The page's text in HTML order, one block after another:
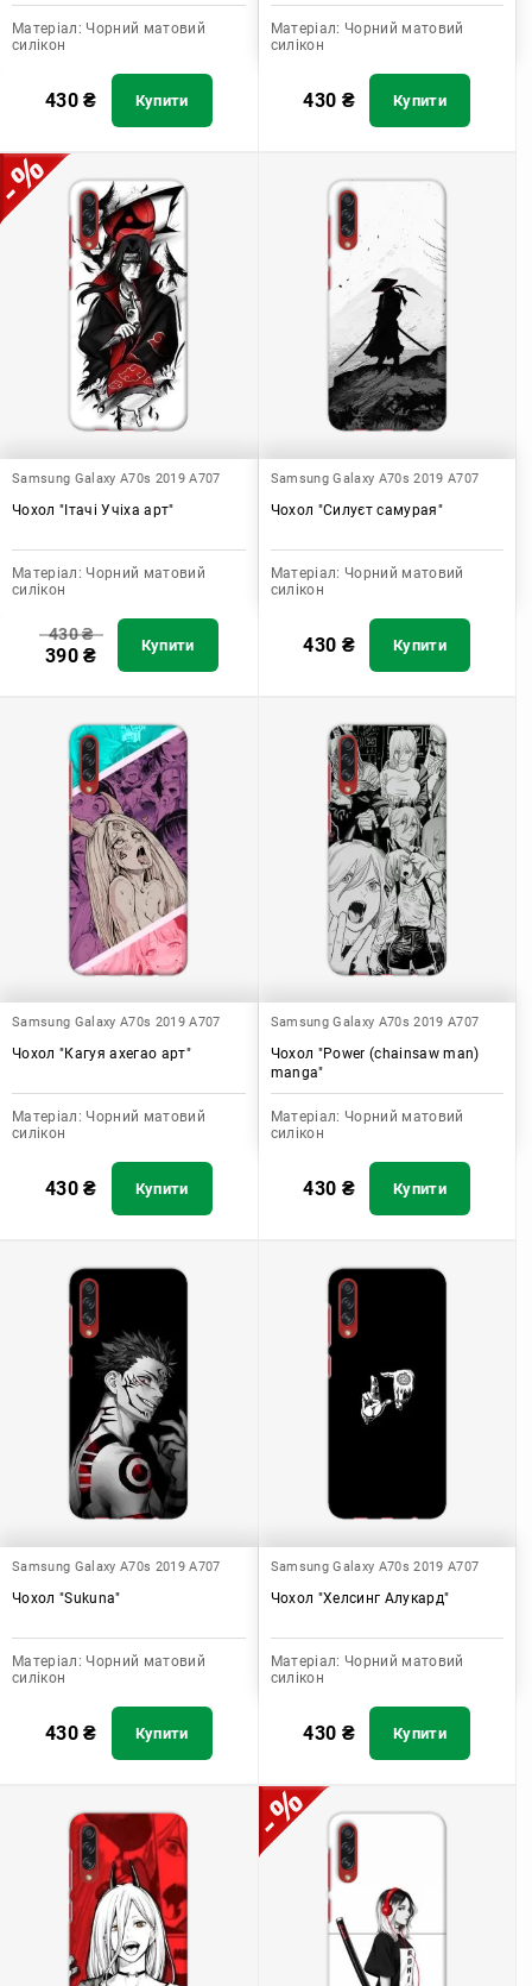
Матеріал: Чорний матовий
силікон
430₴ Купити
Матеріал: Чорний матовий
силікон
430 ₴ Купити
Samsung Galaxy A70s 2019 A707
Чохол "Ітачі Учіха арт"
Матеріал: Чорний матовий
силікон
430₴
390₴ Купити
Samsung Galaxy A70s 2019 A707
Чохол "Силуєт самурая"
Матеріал: Чорний матовий
силікон
430 ₴ Купити
Samsung Galaxy A70s 2019 A707
Чохол "Кагуя ахегао арт"
Матеріал: Чорний матовий
силікон
430₴ Купити
Samsung Galaxy A70s 2019 A707
Чохол "Power (chainsaw man)
manga"
Матеріал: Чорний матовий
силікон
430 ₴ Купити
Samsung Galaxy A70s 2019 A707
Чохол "Sukuna"
Матеріал: Чорний матовий
силікон
430₴ Купити
Samsung Galaxy A70s 2019 A707
Чохол "Хелсинг Алукард"
Матеріал: Чорний матовий
силікон
430 ₴ Купити